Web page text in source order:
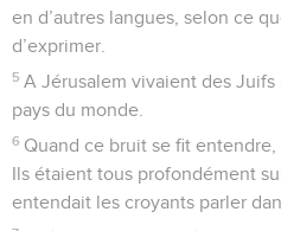
en d’autres langues, selon ce
d’exprimer.
5 A Jérusalem vivaient des
pays du monde.
6 Quand ce bruit se fit entendre,
Ils étaient tous profondément
entendait les croyants parler